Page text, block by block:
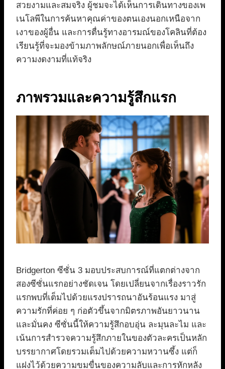
สวยงามและสมจริง ผู้ชมจะได้เห็นการเดินทางของเพ
เนโลพีในการค้นหาคุณค่าของตนเองนอกเหนือจาก
เงาของผู้อื่น และการตื่นรู้ทางอารมณ์ของโคลินที่ต้อง
เรียนรู้ที่จะมองข้ามภาพลักษณ์ภายนอกเพื่อเห็นถึง
ความงดงามที่แท้จริง
ภาพรวมและความรู้สึกแรก
Bridgerton ซีซั่น 3 มอบประสบการณ์ที่แตกต่างจาก
สองซีซั่นแรกอย่างชัดเจน โดยเปลี่ยนจากเรื่องราวรัก
แรกพบที่เต็มไปด้วยแรงปรารถนาอันร้อนแรง มาสู่
ความรักที่ค่อย ๆ ก่อตัวขึ้นจากมิตรภาพอันยาวนาน
และมั่นคง ซีซั่นนี้ให้ความรู้สึกอบอุ่น ละมุนละไม และ
เน้นการสำรวจความรู้สึกภายในของตัวละครเป็นหลัก
บรรยากาศโดยรวมเต็มไปด้วยความหวานซึ้ง แต่ก็
แฝงไว้ด้วยความขมขื่นของความลับและการหักหลัง